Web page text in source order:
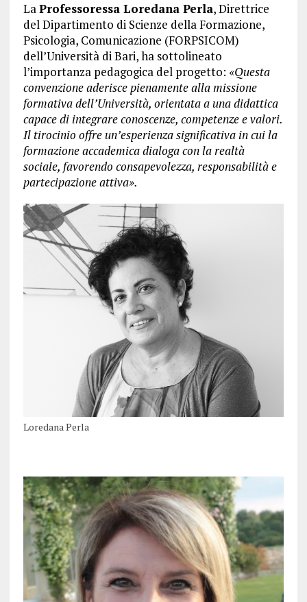
LaProfessoressa Loredana Perla, Direttrice
del Dipartimento di Scienze della Formazione,
Psicologia, Comunicazione (FORPSICOM)
dell’Università di Bari, ha sottolineato
l’importanza pedagogica del progetto: «Questa
convenzione aderisce pienamente alla missione
formativa dell’Università, orientata a una didattica
capace di integrare conoscenze, competenze e valori.
Il tirocinio offre un’esperienza significativa in cui la
formazione accademica dialoga con la realtà
sociale, favorendo consapevolezza, responsabilità e
partecipazione attiva».
Loredana Perla